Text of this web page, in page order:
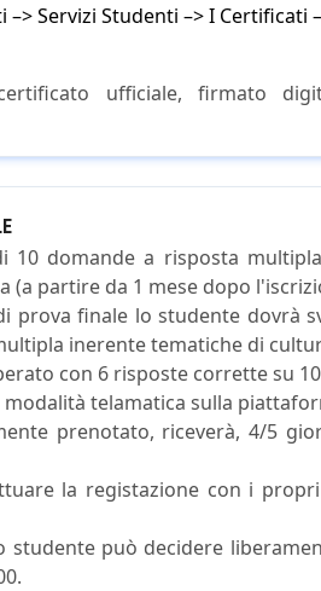
Servizi Studenti –> I Certificati
ufficiale, firmato
10 domande a risposta
(a partire da 1 mese dopo
prova finale lo studente dovrà
inerente tematiche di
con 6 risposte corrette su
modalità telamatica sulla
prenotato, riceverà, 4/5
la registazione con i
studente può decidere